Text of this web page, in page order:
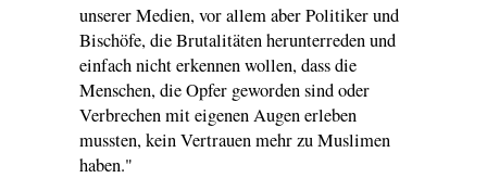
unserer Medien, vor allem aber Politiker und
Bischöfe, die Brutalitäten herunterreden und
einfach nicht erkennen wollen, dass die
Menschen, die Opfer geworden sind oder
Verbrechen mit eigenen Augen erleben
mussten, kein Vertrauen mehr zu Muslimen
haben."